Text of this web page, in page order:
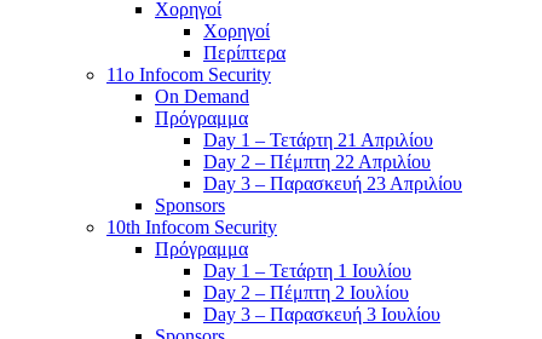
Χορηγοί
Χορηγοί
Περίπτερα
11o Infocom Security
On Demand
Πρόγραμμα
Day 1 – Τετάρτη 21 Απριλίου
Day 2 – Πέμπτη 22 Απριλίου
Day 3 – Παρασκευή 23 Απριλίου
Sponsors
10th Infocom Security
Πρόγραμμα
Day 1 – Τετάρτη 1 Ιουλίου
Day 2 – Πέμπτη 2 Ιουλίου
Day 3 – Παρασκευή 3 Ιουλίου